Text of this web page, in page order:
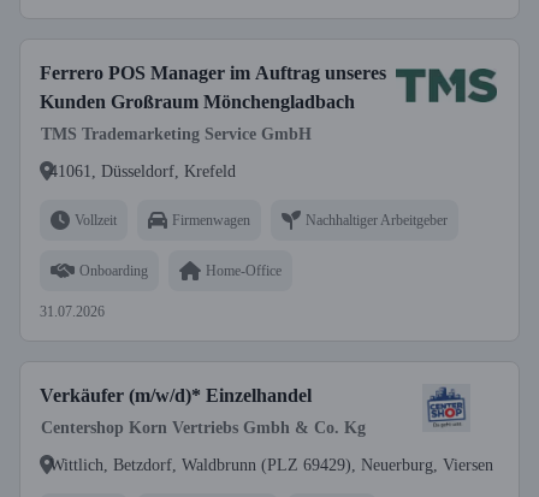
Ferrero POS Manager im Auftrag unseres
Kunden Großraum Mönchengladbach
TMS Trademarketing Service GmbH
41061, Düsseldorf, Krefeld
Vollzeit Firmenwagen Nachhaltiger Arbeitgeber
Onboarding Home-Office
31.07.2026
Verkäufer (m/w/d)* Einzelhandel
Centershop Korn Vertriebs Gmbh & Co. Kg
Wittlich, Betzdorf, Waldbrunn (PLZ 69429), Neuerburg, Viersen